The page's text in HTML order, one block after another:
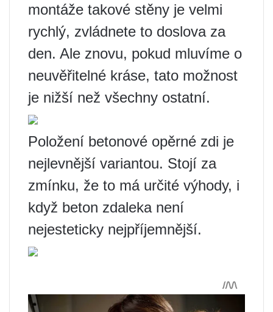
montáže takové stěny je velmi
rychlý, zvládnete to doslova za
den. Ale znovu, pokud mluvíme o
neuvěřitelné kráse, tato možnost
je nižší než všechny ostatní.
Položení betonové opěrné zdi je
nejlevnější variantou. Stojí za
zmínku, že to má určité výhody, i
když beton zdaleka není
nejesteticky nejpříjemnější.